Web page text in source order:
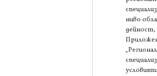
ниво
дейност,